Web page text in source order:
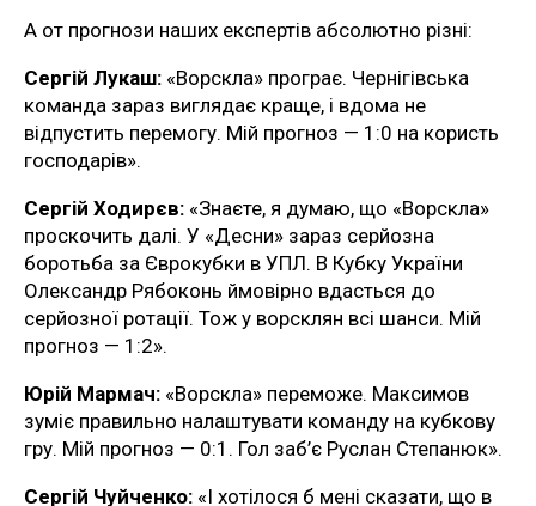
А от прогнози наших експертів абсолютно різні:
Сергій Лукаш: «Ворскла» програє. Чернігівська
команда зараз виглядає краще, і вдома не
відпустить перемогу. Мій прогноз — 1:0 на користь
господарів».
Сергій Ходирєв: «Знаєте, я думаю, що «Ворскла»
проскочить далі. У «Десни» зараз серйозна
боротьба за Єврокубки в УПЛ. В Кубку України
Олександр Рябоконь ймовірно вдасться до
серйозної ротації. Тож у ворсклян всі шанси. Мій
прогноз — 1:2».
Юрій Мармач: «Ворскла» переможе. Максимов
зуміє правильно налаштувати команду на кубкову
гру. Мій прогноз — 0:1. Гол заб’є Руслан Степанюк».
Сергій Чуйченко: «І хотілося б мені сказати, що в